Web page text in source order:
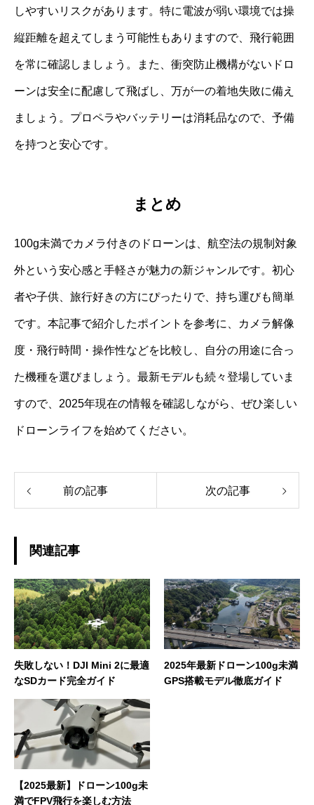
しやすいリスクがあります。特に電波が弱い環境では操
縦距離を超えてしまう可能性もありますので、飛行範囲
を常に確認しましょう。また、衝突防止機構がないドロ
ーンは安全に配慮して飛ばし、万が一の着地失敗に備え
ましょう。プロペラやバッテリーは消耗品なので、予備
を持つと安心です。
まとめ
100g未満でカメラ付きのドローンは、航空法の規制対象
外という安心感と手軽さが魅力の新ジャンルです。初心
者や子供、旅行好きの方にぴったりで、持ち運びも簡単
です。本記事で紹介したポイントを参考に、カメラ解像
度・飛行時間・操作性などを比較し、自分の用途に合っ
た機種を選びましょう。最新モデルも続々登場していま
すので、2025年現在の情報を確認しながら、ぜひ楽しい
ドローンライフを始めてください。
前の記事 次の記事
関連記事
失敗しない！DJI Mini 2に最適
なSDカード完全ガイド
2025年最新ドローン100g未満
GPS搭載モデル徹底ガイド
【2025最新】ドローン100g未
満でFPV飛行を楽しむ方法